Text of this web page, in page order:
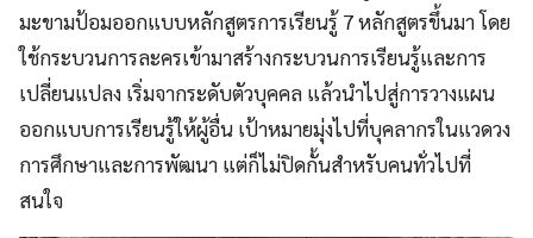
มะขามป้อมออกแบบหลักสูตรการเรียนรู้ 7 หลักสูตรขึ้นมา โดย
ใช้กระบวนการละครเข้ามาสร้างกระบวนการเรียนรู้และการ
เปลี่ยนแปลง เริ่มจากระดับตัวบุคคล แล้วนำไปสู่การวางแผน
ออกแบบการเรียนรู้ให้ผู้อื่น เป้าหมายมุ่งไปที่บุคลากรในแวดวง
การศึกษาและการพัฒนา แต่ก็ไม่ปิดกั้นสำหรับคนทั่วไปที่
สนใจ